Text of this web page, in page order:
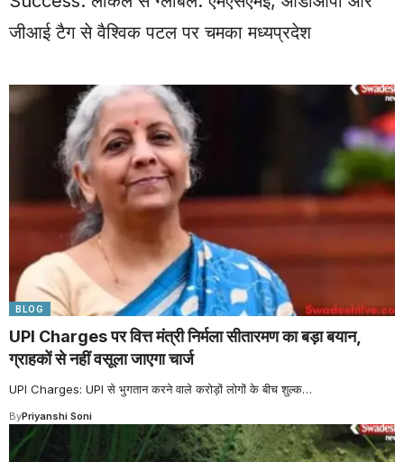
जीआई टैग से वैश्विक पटल पर चमका मध्यप्रदेश
BLOG
UPI Charges पर वित्त मंत्री निर्मला सीतारमण का बड़ा बयान,
ग्राहकों से नहीं वसूला जाएगा चार्ज
UPI Charges: UPI से भुगतान करने वाले करोड़ों लोगों के बीच शुल्क…
ByPriyanshi Soni